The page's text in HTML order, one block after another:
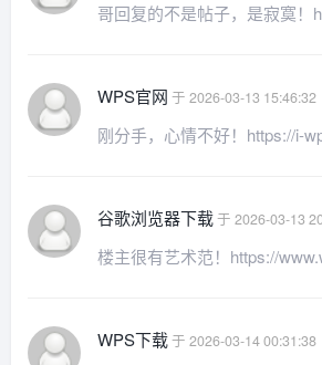
哥回复的不是帖子，是寂寞！
WPS官网 于 2026-03-13 15:46:32
刚分手，心情不好！https://i-
谷歌浏览器下载于 2026-03-13
楼主很有艺术范！https://
WPS下载于 2026-03-14 00:31:38